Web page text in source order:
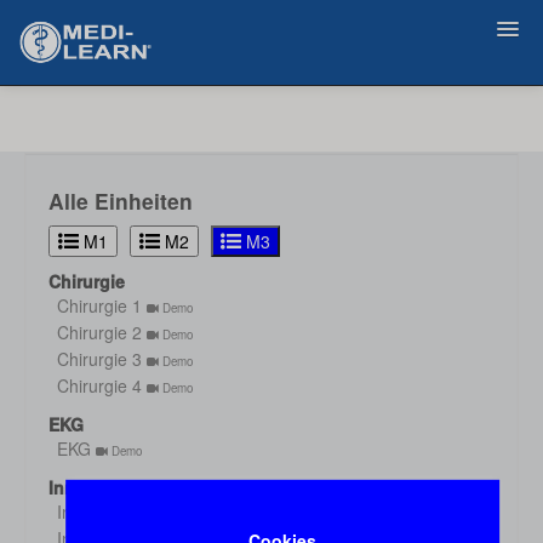
Alle Einheiten
M1 M2
M3
Chirurgie
Chirurgie 1
Demo
Chirurgie 2 Demo
Chirurgie 3 Demo
Chirurgie 4 Demo
EKG
EKG
Demo
Innere Medizin
Innere Medizin 1
Innere Medizin 2